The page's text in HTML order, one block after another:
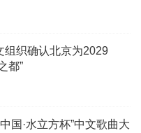
组织确认北京为2029
都”
国·水立方杯”中文歌曲大